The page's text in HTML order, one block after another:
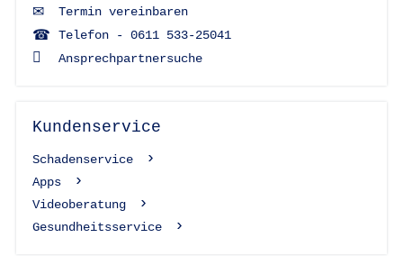
Termin vereinbaren
Telefon - 0611 533-25041
Ansprechpartnersuche
Kundenservice
Schadenservice
Apps
Videoberatung
Gesundheitsservice